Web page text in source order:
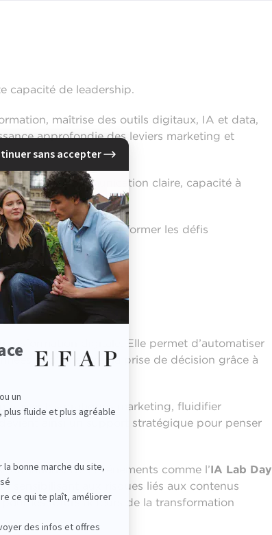
capacité de leadership.
maîtrise des outils digitaux, IA et data,
approfondie des leviers marketing et
communication claire, capacité à
du marché et transformer les défis
digitale. Elle permet d’automatiser
et d’améliorer la prise de décision grâce à
les pratiques marketing, fluidifier
ainsi un support stratégique pour penser
Des événements comme l’IA Lab Day
sensibilisant aux risques liés aux contenus
les futurs acteurs de la transformation